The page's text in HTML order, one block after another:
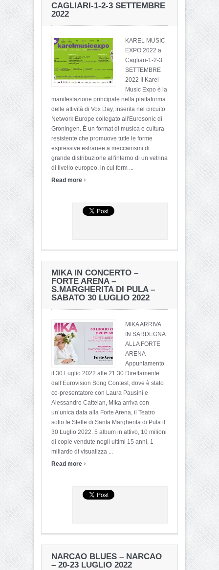
CAGLIARI-1-2-3 SETTEMBRE
2022
KAREL MUSIC
EXPO 2022 a
Cagliari-1-2-3
SETTEMBRE
2022 Il Karel
Music Expo è la
manifestazione principale nella piattaforma
delle attività di Vox Day, inserita nel circuito
Network Europe collegato all'Eurosonic di
Groningen. È un format di musica e cultura
resistente che promuove tutte le forme
espressive estranee a meccanismi di
grande distribuzione all'interno di un vetrina
di livello europeo, in cui form ...
Read more ›
MIKA IN CONCERTO –
FORTE ARENA –
S.MARGHERITA DI PULA –
SABATO 30 LUGLIO 2022
MIKA ARRIVA
IN SARDEGNA
ALLA FORTE
ARENA
Appuntamento
il 30 Luglio 2022 alle 21.30 Direttamente
dall’Eurovision Song Contest, dove è stato
co-presentatore con Laura Pausini e
Alessandro Cattelan, Mika arriva con
un’unica data alla Forte Arena, il Teatro
sotto le Stelle di Santa Margherita di Pula il
30 Luglio 2022. 5 album in attivo, 10 milioni
di copie vendute negli ultimi 15 anni, 1
miliardo di visualizza ...
Read more ›
NARCAO BLUES – NARCAO
– 20-23 LUGLIO 2022